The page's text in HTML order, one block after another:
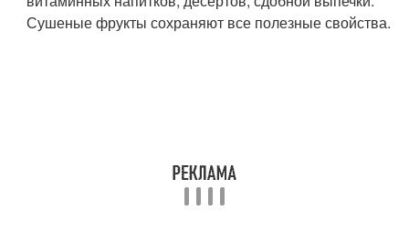
Сушеные фрукты сохраняют все полезные свойства.